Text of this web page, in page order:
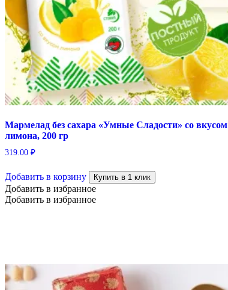
Мармелад без сахара «Умные Сладости» со вкусом
лимона, 200 гр
319.00 ₽
Добавить в корзину Купить в 1 клик
Добавить в избранное
Добавить в избранное